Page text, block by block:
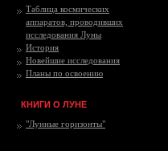
Таблица космических
аппаратов, проводивших
исследования Луны
История
Новейшие исследования
Планы по освоению
КНИГИ О ЛУНЕ
"Лунные горизонты"